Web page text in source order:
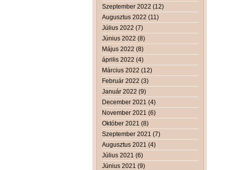
Szeptember 2022 (12)
Augusztus 2022 (11)
Július 2022 (7)
Június 2022 (8)
Május 2022 (8)
április 2022 (4)
Március 2022 (12)
Február 2022 (3)
Január 2022 (9)
December 2021 (4)
November 2021 (6)
Október 2021 (8)
Szeptember 2021 (7)
Augusztus 2021 (4)
Július 2021 (6)
Június 2021 (9)